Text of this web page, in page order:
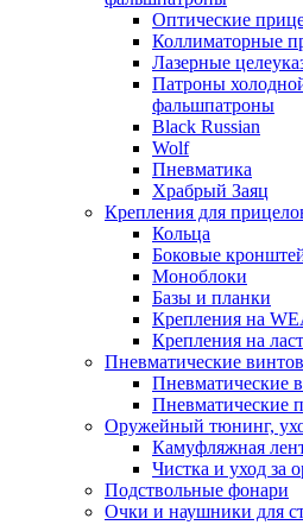
Оптические
Коллиматорные
Лазерные
Патроны
фальшпатроны
Black Russian
Wolf
Пневматика
Храбрый Заяц
Крепления для
Кольца
Боковые
Моноблоки
Базы и планки
Крепления на
Крепления на
Пневматические
Пневматические
Пневматические
Оружейный тюнинг,
Камуфляжная
Чистка и уход за
Подствольные фонари
Очки и наушники для